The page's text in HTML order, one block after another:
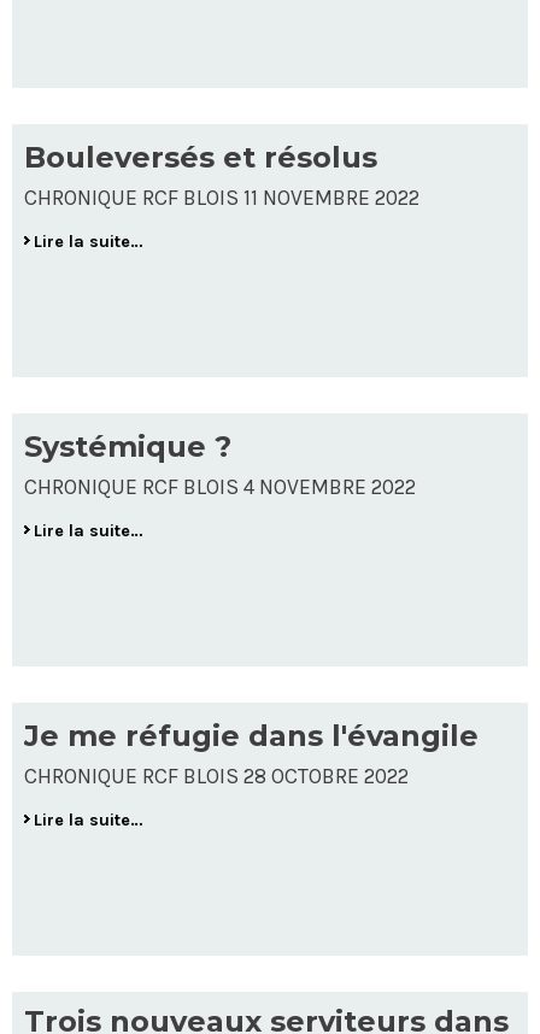
Bouleversés et résolus
CHRONIQUE RCF BLOIS 11 NOVEMBRE 2022
Lire la suite…
Systémique ?
CHRONIQUE RCF BLOIS 4 NOVEMBRE 2022
Lire la suite…
Je me réfugie dans l'évangile
CHRONIQUE RCF BLOIS 28 OCTOBRE 2022
Lire la suite…
Trois nouveaux serviteurs dans